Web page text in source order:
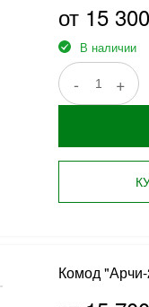
от 15
В наличии
- +
Комод